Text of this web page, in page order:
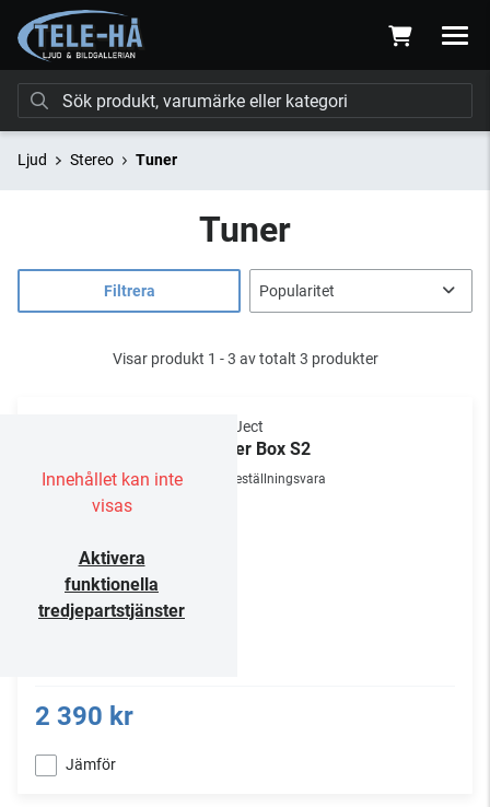
Ljud Stereo Tuner
Tuner
Filtrera
Visar produkt 1 - 3 av totalt 3 produkter
Innehållet kan inte
visas
Aktivera
funktionella
tredjepartstjänster
Pro-Ject
Tuner Box S2
Beställningsvara
2 390 kr
Jämför